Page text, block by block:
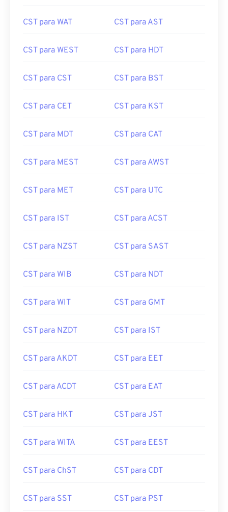
CST para WAT CST para AST
CST para WEST CST para HDT
CST para CST CST para BST
CST para CET CST para KST
CST para MDT CST para CAT
CST para MEST CST para AWST
CST para MET CST para UTC
CST para IST CST para ACST
CST para NZST CST para SAST
CST para WIB CST para NDT
CST para WIT CST para GMT
CST para NZDT CST para IST
CST para AKDT CST para EET
CST para ACDT CST para EAT
CST para HKT CST para JST
CST para WITA CST para EEST
CST para ChST CST para CDT
CST para SST CST para PST